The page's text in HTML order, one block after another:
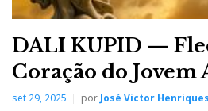
DALI KUPID —
Coração do Jovem
set 29, 2025 porJosé Victor Henriques